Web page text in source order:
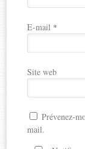
E-mail *
Site web
Prévenez-
mail.